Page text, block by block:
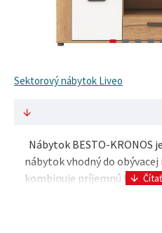
Sektorový nábytok Liveo
Nábytok BESTO-KRONOS
nábytok vhodný do
kombinuje príjemnú farbu